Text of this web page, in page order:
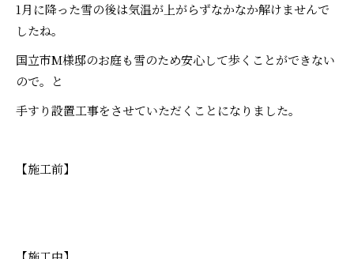
1月に降った雪の後は気温が上がらずなかなか解けませんで
したね。
国立市M様邸のお庭も雪のため安心して歩くことができない
ので。と
手すり設置工事をさせていただくことになりました。
【施工前】